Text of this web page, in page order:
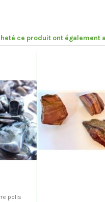
ce produit ont également
polis